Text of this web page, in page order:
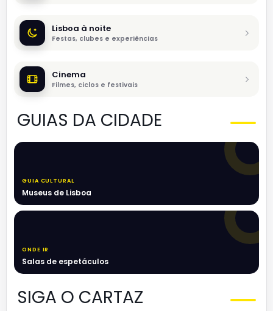
Lisboa à noite
Festas, clubes e experiências
Cinema
Filmes, ciclos e festivais
GUIAS DA CIDADE
GUIA CULTURAL
Museus de Lisboa
ONDE IR
Salas de espetáculos
SIGA O CARTAZ